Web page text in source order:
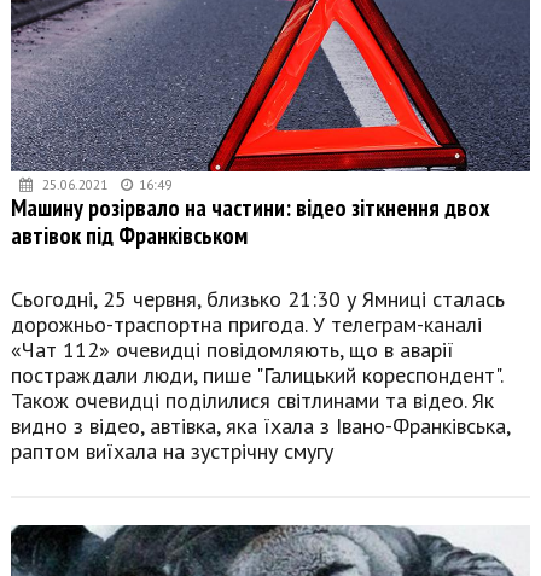
25.06.2021 16:49
Машину розірвало на частини: відео зіткнення двох
автівок під Франківськом
Сьогодні, 25 червня, близько 21:30 у Ямниці сталась
дорожньо-траспортна пригода. У телеграм-каналі
«Чат 112» очевидці повідомляють, що в аварії
постраждали люди, пише "Галицький кореспондент".
Також очевидці поділилися світлинами та відео. Як
видно з відео, автівка, яка їхала з Івано-Франківська,
раптом виїхала на зустрічну смугу